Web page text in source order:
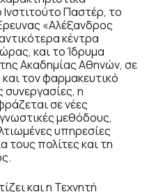
Παστέρ, το
«Αλέξανδρος
κέντρα
και το Ίδρυμα
Ακαδημίας Αθηνών, σε
και τον φαρμακευτικό
η
σε νέες
μεθόδους,
υπηρεσίες
τους πολίτες και τη
και η Τεχνητή